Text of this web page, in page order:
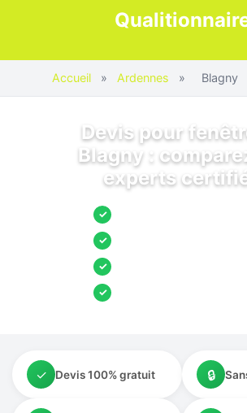
Accueil » Ardennes » Blagny
Devis pour
Blagny :
experts
✓
✓
✓
✓
✓ Devis 100% gratuit 🔒